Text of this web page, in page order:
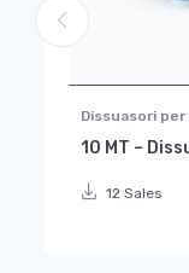
Dissuasori
10 MT –
12 Sales